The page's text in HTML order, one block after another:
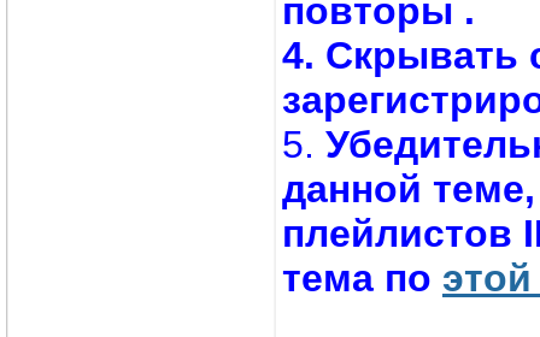
повторы .
4. Скрывать
5.
данной
плейлистов
тема по